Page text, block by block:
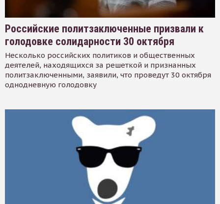
Российские политзаключенные призвали к
голодовке солидарности 30 октября
Несколько российских политиков и общественных
деятелей, находящихся за решеткой и признанных
политзаключенными, заявили, что проведут 30 октября
однодневную голодовку